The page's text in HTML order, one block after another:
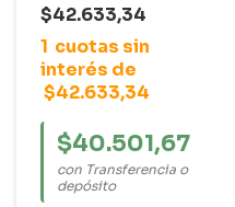
Meriva / Montana /
Agile / Celta / Prisma /
Tigra (33X67X37)
$42.633,34
1 cuotas sin
interés de
$42.633,34
$40.501,67
con Transferencia o
depósito